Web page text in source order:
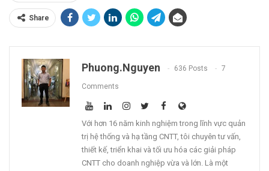
Share
Phuong.nguyen 636 Posts 7
Comments
Với hơn 16 năm kinh nghiệm trong lĩnh vực quản
trị hệ thống và hạ tầng CNTT, tôi chuyên tư vấn,
thiết kế, triển khai và tối ưu hóa các giải pháp
CNTT cho doanh nghiệp vừa và lớn. Là một